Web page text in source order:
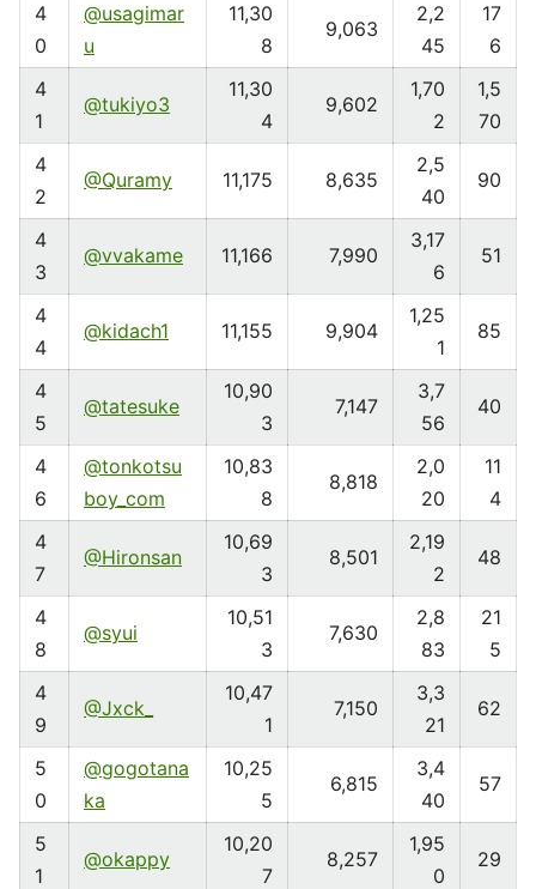
4
0
@usagimar
u
11,30
8
9,063
2,2
45
17
6
4
1
@tukiyo3
11,30
4
9,602
1,70
2
1,5
70
4
2
@Quramy 11,175 8,635
2,5
40
90
4
3
@vvakame 11,166 7,990
3,17
6
51
4
4
@kidach1 11,155 9,904
1,25
1
85
4
5
@tatesuke
10,90
3
7,147
3,7
56
40
4
6
@tonkotsu
boy_com
10,83
8
8,818
2,0
20
11
4
4
7
@Hironsan
10,69
3
8,501
2,19
2
48
4
8
@syui
10,51
3
7,630
2,8
83
21
5
4
9
@Jxck_
10,47
1
7,150
3,3
21
62
5
0
@gogotana
ka
10,25
5
6,815
3,4
40
57
5
1
@okappy
10,20
7
8,257
1,95
0
29